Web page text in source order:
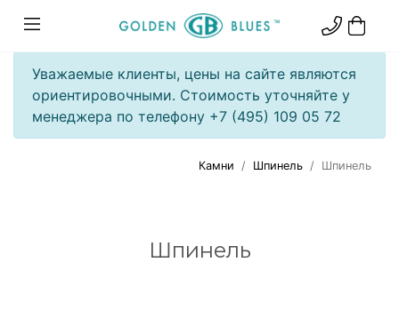
Уважаемые клиенты, цены на сайте являются
ориентировочными. Стоимость уточняйте у
менеджера по телефону +7 (495) 109 05 72
Камни Шпинель Шпинель
Шпинель